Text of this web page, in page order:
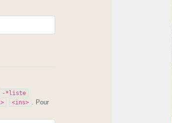
-*liste
<ins>
. Pour